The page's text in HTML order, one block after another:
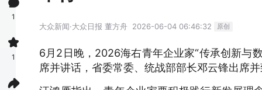
大众新闻·大众日报 董方舟 2026-06-04 06:46:32 原创
6月2日晚，2026海右青年企业家“传承创新与
席并讲话，省委常委、统战部部长邓云锋出席
1
1